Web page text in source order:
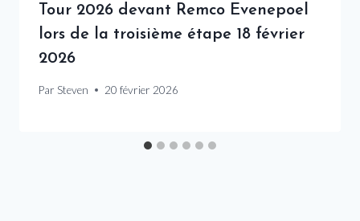
Tour 2026 devant Remco Evenepoel
lors de la troisième étape 18 février
2026
Par Steven 20 février 2026